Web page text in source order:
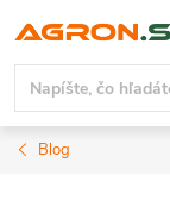
na
obsah
Blog